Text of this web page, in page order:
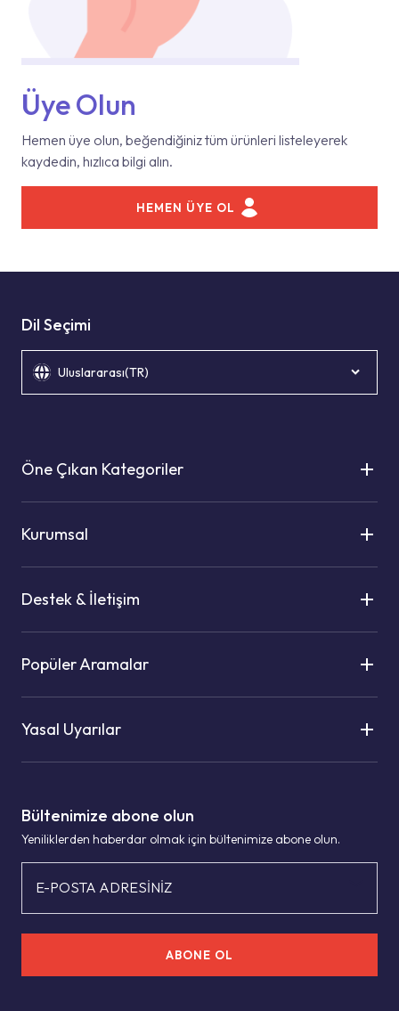
Üye Olun
Hemen üye olun, beğendiğiniz tüm ürünleri listeleyerek
kaydedin, hızlıca bilgi alın.
HEMEN ÜYE OL
Bültenimize abone olun
Yeniliklerden haberdar olmak için bültenimize abone olun.
E-POSTA ADRESİNİZ
ABONE OL
Dil Seçimi
Uluslararası(TR)
Öne Çıkan Kategoriler
Kurumsal
Destek & İletişim
Popüler Aramalar
Yasal Uyarılar